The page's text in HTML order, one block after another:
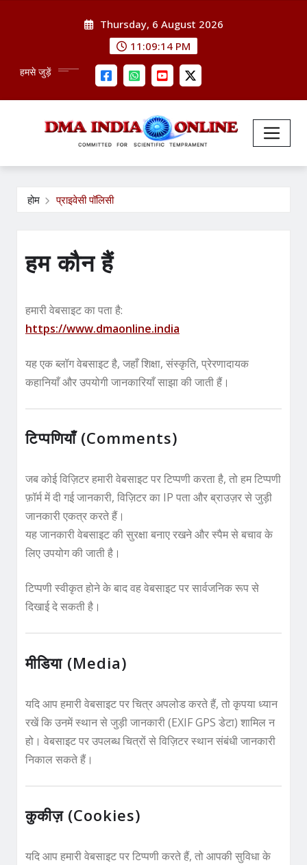
Thursday, 6 August 2026
11:09:15 PM
हमसे जुड़ें
होम प्राइवेसी पॉलिसी
हम कौन हैं
हमारी वेबसाइट का पता है:
https://www.dmaonline.india
यह एक ब्लॉग वेबसाइट है, जहाँ शिक्षा, संस्कृति, प्रेरणादायक
कहानियाँ और उपयोगी जानकारियाँ साझा की जाती हैं।
टिप्पणियाँ (Comments)
जब कोई विज़िटर हमारी वेबसाइट पर टिप्पणी करता है, तो हम टिप्पणी
फ़ॉर्म में दी गई जानकारी, विज़िटर का IP पता और ब्राउज़र से जुड़ी
जानकारी एकत्र करते हैं।
यह जानकारी वेबसाइट की सुरक्षा बनाए रखने और स्पैम से बचाव के
लिए उपयोग की जाती है।
टिप्पणी स्वीकृत होने के बाद वह वेबसाइट पर सार्वजनिक रूप से
दिखाई दे सकती है।
मीडिया (Media)
यदि आप हमारी वेबसाइट पर चित्र अपलोड करते हैं, तो कृपया ध्यान
रखें कि उनमें स्थान से जुड़ी जानकारी (EXIF GPS डेटा) शामिल न
हो। वेबसाइट पर उपलब्ध चित्रों से विज़िटर स्थान संबंधी जानकारी
निकाल सकते हैं।
कुकीज़ (Cookies)
यदि आप हमारी वेबसाइट पर टिप्पणी करते हैं, तो आपकी सुविधा के